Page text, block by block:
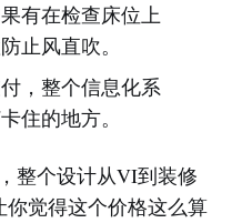
有在检查床位上
止风直吹。
，整个信息化系
住的地方。
整个设计从VI到装修
你觉得这个价格这么算